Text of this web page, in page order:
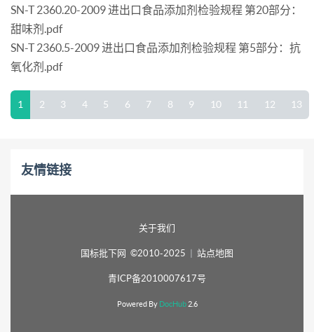
SN-T 2360.20-2009 进出口食品添加剂检验规程 第20部分：
甜味剂.pdf
SN-T 2360.5-2009 进出口食品添加剂检验规程 第5部分：抗
氧化剂.pdf
1 2 3 4 5 6 7 8 9 10 11 12 13
友情链接
关于我们
国标批下网 ©2010-2025 站点地图
青ICP备2010007617号
Powered By DocHub2.6